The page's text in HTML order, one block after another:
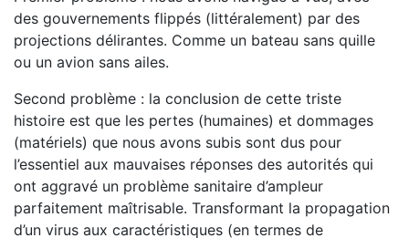
des gouvernements flippés (littéralement) par des
projections déli­rantes. Comme un bateau sans quille
ou un avion sans ailes.
Second problème : la conclusion de cette triste
histoire est que les pertes (humaines) et dommages
(matériels) que nous avons subis sont dus pour
l’essentiel aux mauvaises réponses des autorités qui
ont aggravé un problème sanitaire d’am­pleur
parfaitement maîtrisable. Transformant la propagation
d’un virus aux caractéristiques (en termes de